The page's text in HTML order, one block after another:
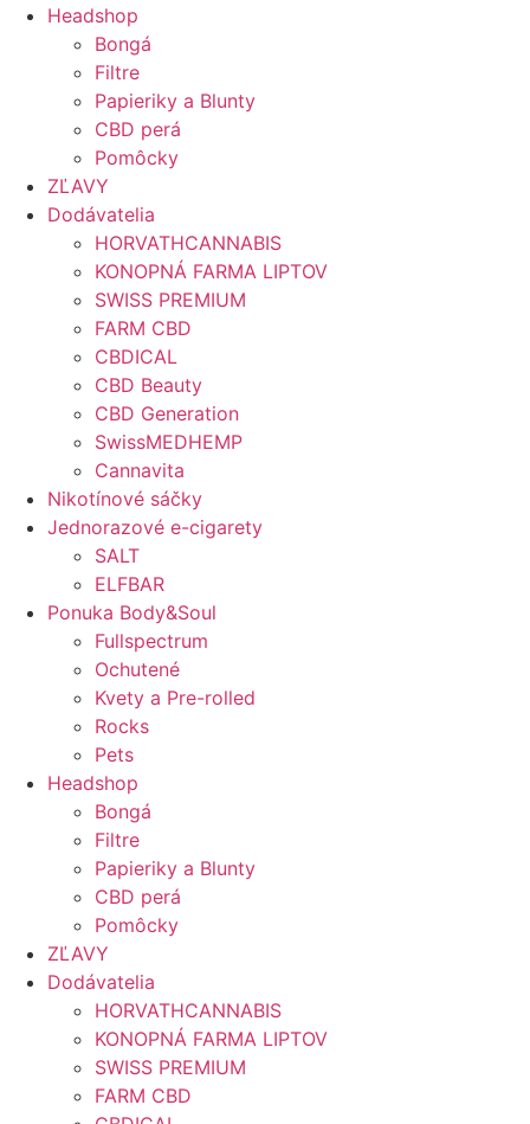
Headshop
Bongá
Filtre
Papieriky a Blunty
CBD perá
Pomôcky
ZĽAVY
Dodávatelia
HORVATHCANNABIS
KONOPNÁ FARMA LIPTOV
SWISS PREMIUM
FARM CBD
CBDICAL
CBD Beauty
CBD Generation
SwissMEDHEMP
Cannavita
Nikotínové sáčky
Jednorazové e-cigarety
SALT
ELFBAR
Ponuka Body&Soul
Fullspectrum
Ochutené
Kvety a Pre-rolled
Rocks
Pets
Headshop
Bongá
Filtre
Papieriky a Blunty
CBD perá
Pomôcky
ZĽAVY
Dodávatelia
HORVATHCANNABIS
KONOPNÁ FARMA LIPTOV
SWISS PREMIUM
FARM CBD